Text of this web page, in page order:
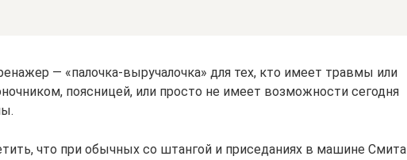
— «палочка-выручалочка» для тех, кто имеет травмы или
поясницей, или просто не имеет возможности сегодня
что при обычных со штангой и приседаниях в машине Смита